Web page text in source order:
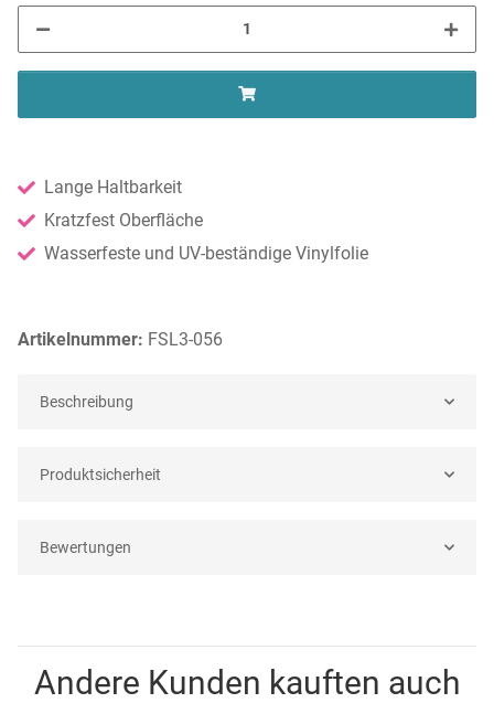
Artikelnummer: FSL3-056
Lange Haltbarkeit
Kratzfest Oberfläche
Wasserfeste und UV-beständige Vinylfolie
Beschreibung
Produktsicherheit
Bewertungen
Andere Kunden kauften auch